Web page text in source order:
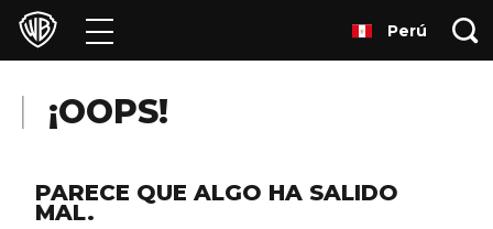
Películas
Franquicias
Perú
¡OOPS!
PARECE QUE ALGO HA SALIDO
MAL.